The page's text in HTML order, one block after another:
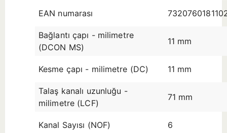
EAN numarası
Bağlantı çapı - milimetre
(DCON MS)
11 mm
Kesme çapı - milimetre (DC) 11 mm
Talaş kanalı uzunluğu -
milimetre (LCF)
71 mm
Kanal Sayısı (NOF) 6